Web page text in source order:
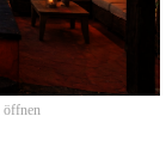
öffnen